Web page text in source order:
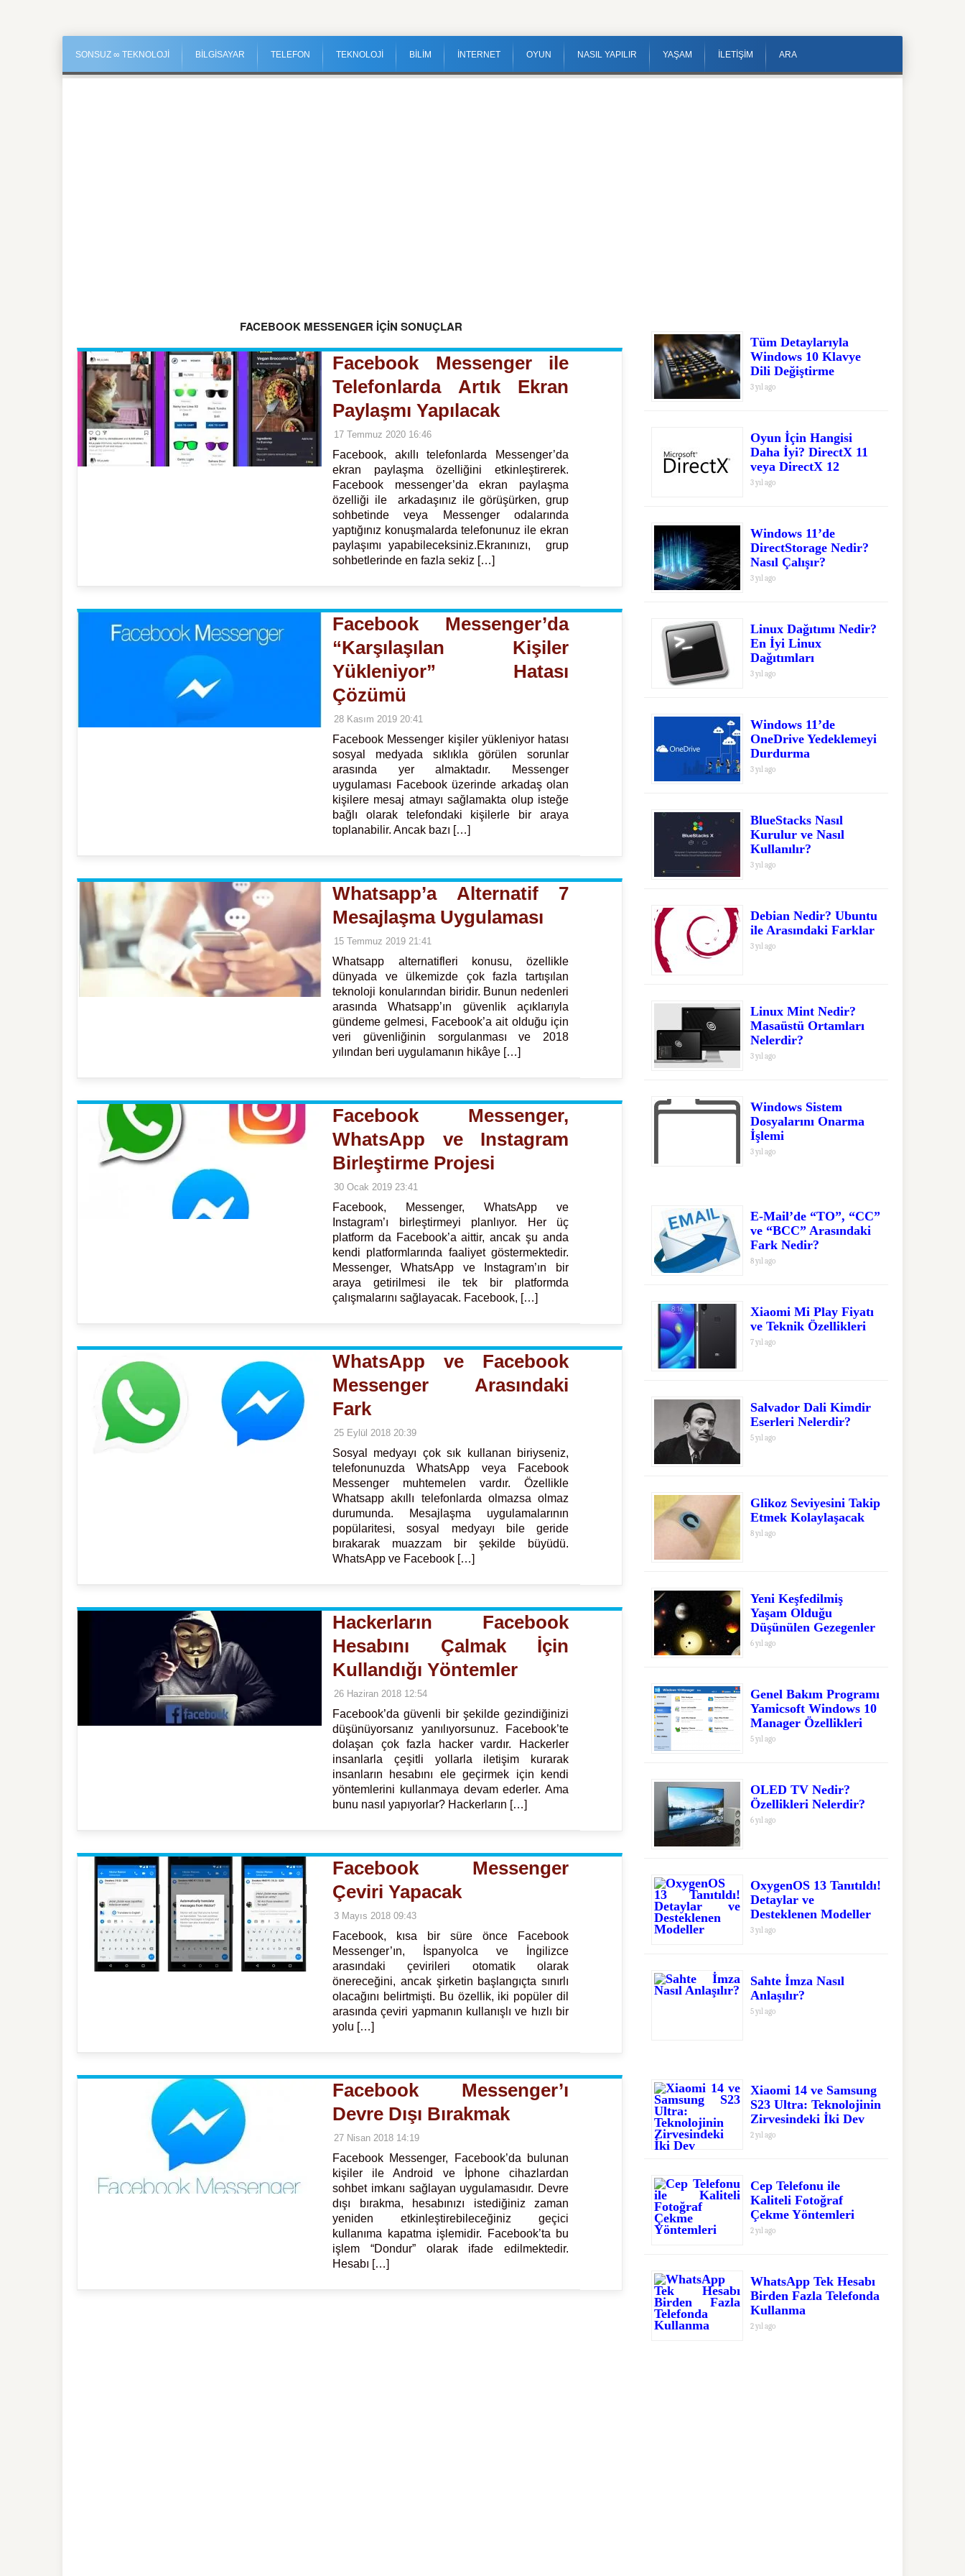
SONSUZ ∞ TEKNOLOJI BİLGİSAYAR TELEFON TEKNOLOJİ BİLİM İNTERNET OYUN NASIL YAPILIR YAŞAM İLETİŞİM ARA
FACEBOOK MESSENGER İÇİN SONUÇLAR
Facebook Messenger ile
Telefonlarda Artık Ekran
Paylaşmı Yapılacak
17 Temmuz 2020 16:46
Facebook, akıllı telefonlarda Messenger’da
ekran paylaşma özelliğini etkinleştirerek.
Facebook messenger’da ekran paylaşma
özelliği ile arkadaşınız ile görüşürken, grup
sohbetinde veya Messenger odalarında
yaptığınız konuşmalarda telefonunuz ile ekran
paylaşımı yapabileceksiniz.Ekranınızı, grup
sohbetlerinde en fazla sekiz […]
Facebook Messenger’da
“Karşılaşılan Kişiler
Yükleniyor” Hatası
Çözümü
28 Kasım 2019 20:41
Facebook Messenger kişiler yükleniyor hatası
sosyal medyada sıklıkla görülen sorunlar
arasında yer almaktadır. Messenger
uygulaması Facebook üzerinde arkadaş olan
kişilere mesaj atmayı sağlamakta olup isteğe
bağlı olarak telefondaki kişilerle bir araya
toplanabilir. Ancak bazı […]
Whatsapp’a Alternatif 7
Mesajlaşma Uygulaması
15 Temmuz 2019 21:41
Whatsapp alternatifleri konusu, özellikle
dünyada ve ülkemizde çok fazla tartışılan
teknoloji konularından biridir. Bunun nedenleri
arasında Whatsapp’ın güvenlik açıklarıyla
gündeme gelmesi, Facebook’a ait olduğu için
veri güvenliğinin sorgulanması ve 2018
yılından beri uygulamanın hikâye […]
Facebook Messenger,
WhatsApp ve Instagram
Birleştirme Projesi
30 Ocak 2019 23:41
Facebook, Messenger, WhatsApp ve
Instagram’ı birleştirmeyi planlıyor. Her üç
platform da Facebook’a aittir, ancak şu anda
kendi platformlarında faaliyet göstermektedir.
Messenger, WhatsApp ve Instagram’ın bir
araya getirilmesi ile tek bir platformda
çalışmalarını sağlayacak. Facebook, […]
WhatsApp ve Facebook
Messenger Arasındaki
Fark
25 Eylül 2018 20:39
Sosyal medyayı çok sık kullanan biriyseniz,
telefonunuzda WhatsApp veya Facebook
Messenger muhtemelen vardır. Özellikle
Whatsapp akıllı telefonlarda olmazsa olmaz
durumunda. Mesajlaşma uygulamalarının
popülaritesi, sosyal medyayı bile geride
bırakarak muazzam bir şekilde büyüdü.
WhatsApp ve Facebook […]
Hackerların Facebook
Hesabını Çalmak İçin
Kullandığı Yöntemler
26 Haziran 2018 12:54
Facebook’da güvenli bir şekilde gezindiğinizi
düşünüyorsanız yanılıyorsunuz. Facebook’te
dolaşan çok fazla hacker vardır. Hackerler
insanlarla çeşitli yollarla iletişim kurarak
insanların hesabını ele geçirmek için kendi
yöntemlerini kullanmaya devam ederler. Ama
bunu nasıl yapıyorlar? Hackerların […]
Facebook Messenger
Çeviri Yapacak
3 Mayıs 2018 09:43
Facebook, kısa bir süre önce Facebook
Messenger’ın, İspanyolca ve İngilizce
arasındaki çevirileri otomatik olarak
önereceğini, ancak şirketin başlangıçta sınırlı
olacağını belirtmişti. Bu özellik, iki popüler dil
arasında çeviri yapmanın kullanışlı ve hızlı bir
yolu […]
Facebook Messenger’ı
Devre Dışı Bırakmak
27 Nisan 2018 14:19
Facebook Messenger, Facebook’da bulunan
kişiler ile Android ve İphone cihazlardan
sohbet imkanı sağlayan uygulamasıdır. Devre
dışı bırakma, hesabınızı istediğiniz zaman
yeniden etkinleştirebileceğiniz geçici
kullanıma kapatma işlemidir. Facebook’ta bu
işlem “Dondur” olarak ifade edilmektedir.
Hesabı […]
Tüm Detaylarıyla
Windows 10 Klavye
Dili Değiştirme
3 yıl ago
Oyun İçin Hangisi
Daha İyi? DirectX 11
veya DirectX 12
3 yıl ago
Windows 11’de
DirectStorage Nedir?
Nasıl Çalışır?
3 yıl ago
Linux Dağıtımı Nedir?
En İyi Linux
Dağıtımları
3 yıl ago
Windows 11’de
OneDrive Yedeklemeyi
Durdurma
3 yıl ago
BlueStacks Nasıl
Kurulur ve Nasıl
Kullanılır?
3 yıl ago
Debian Nedir? Ubuntu
ile Arasındaki Farklar
3 yıl ago
Linux Mint Nedir?
Masaüstü Ortamları
Nelerdir?
3 yıl ago
Windows Sistem
Dosyalarını Onarma
İşlemi
3 yıl ago
E-Mail’de “TO”, “CC”
ve “BCC” Arasındaki
Fark Nedir?
8 yıl ago
Xiaomi Mi Play Fiyatı
ve Teknik Özellikleri
7 yıl ago
Salvador Dali Kimdir
Eserleri Nelerdir?
5 yıl ago
Glikoz Seviyesini Takip
Etmek Kolaylaşacak
8 yıl ago
Yeni Keşfedilmiş
Yaşam Olduğu
Düşünülen Gezegenler
6 yıl ago
Genel Bakım Programı
Yamicsoft Windows 10
Manager Özellikleri
5 yıl ago
OLED TV Nedir?
Özellikleri Nelerdir?
6 yıl ago
OxygenOS 13 Tanıtıldı!
Detaylar ve
Desteklenen Modeller
3 yıl ago
Sahte İmza Nasıl
Anlaşılır?
5 yıl ago
Xiaomi 14 ve Samsung
S23 Ultra: Teknolojinin
Zirvesindeki İki Dev
2 yıl ago
Cep Telefonu ile
Kaliteli Fotoğraf
Çekme Yöntemleri
2 yıl ago
WhatsApp Tek Hesabı
Birden Fazla Telefonda
Kullanma
2 yıl ago